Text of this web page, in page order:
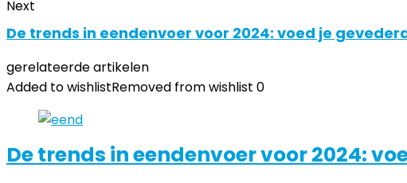
Next
De trends in eendenvoer voor 2024: voed je
gerelateerde artikelen
Added to wishlistRemoved from wishlist 0
De trends in eendenvoer voor 2024: